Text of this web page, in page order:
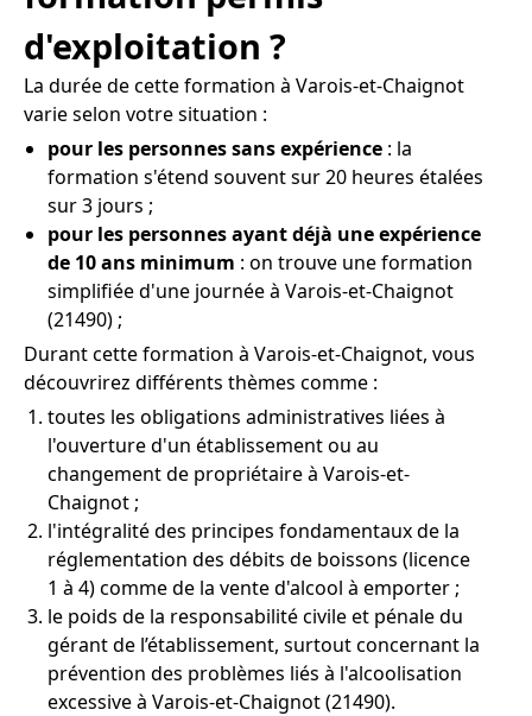
d'exploitation ?
La durée de cette formation à Varois-et-Chaignot
varie selon votre situation :
pour les personnes sans expérience : la
formation s'étend souvent sur 20 heures étalées
sur 3 jours ;
pour les personnes ayant déjà une expérience
de 10 ans minimum : on trouve une formation
simplifiée d'une journée à Varois-et-Chaignot
(21490) ;
Durant cette formation à Varois-et-Chaignot, vous
découvrirez différents thèmes comme :
toutes les obligations administratives liées à
l'ouverture d'un établissement ou au
changement de propriétaire à Varois-et-
Chaignot ;
l'intégralité des principes fondamentaux de la
réglementation des débits de boissons (licence
1 à 4) comme de la vente d'alcool à emporter ;
le poids de la responsabilité civile et pénale du
gérant de l’établissement, surtout concernant la
prévention des problèmes liés à l'alcoolisation
excessive à Varois-et-Chaignot (21490).